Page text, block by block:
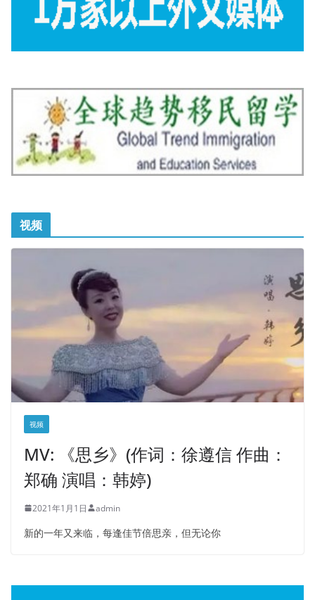
视频
视频
MV: 《思乡》(作词：徐遵信 作曲：
郑确 演唱：韩婷)
2021年1月1日 admin
新的一年又来临，每逢佳节倍思亲，但无论你